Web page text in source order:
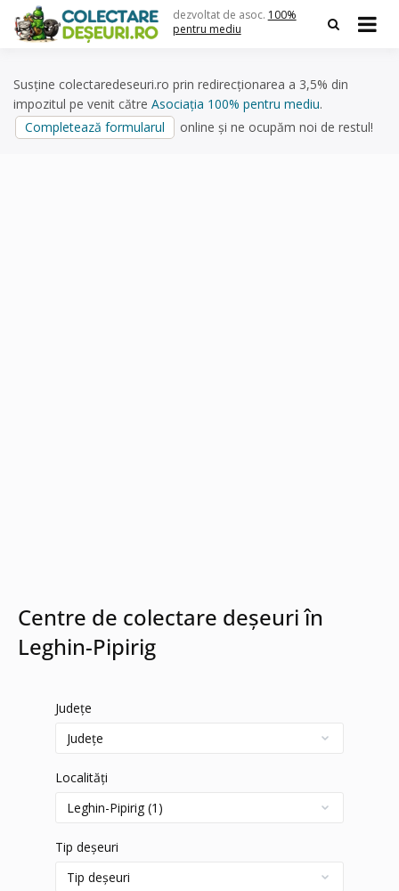
content
dezvoltat de asoc. 100%
pentru mediu
Susține colectaredeseuri.ro prin redirecționarea a 3,5% din
impozitul pe venit către Asociația 100% pentru mediu.
Completează formularul
online și ne ocupăm noi de restul!
Centre de colectare deșeuri în
Leghin-Pipirig
Județe
Localități
Tip deșeuri